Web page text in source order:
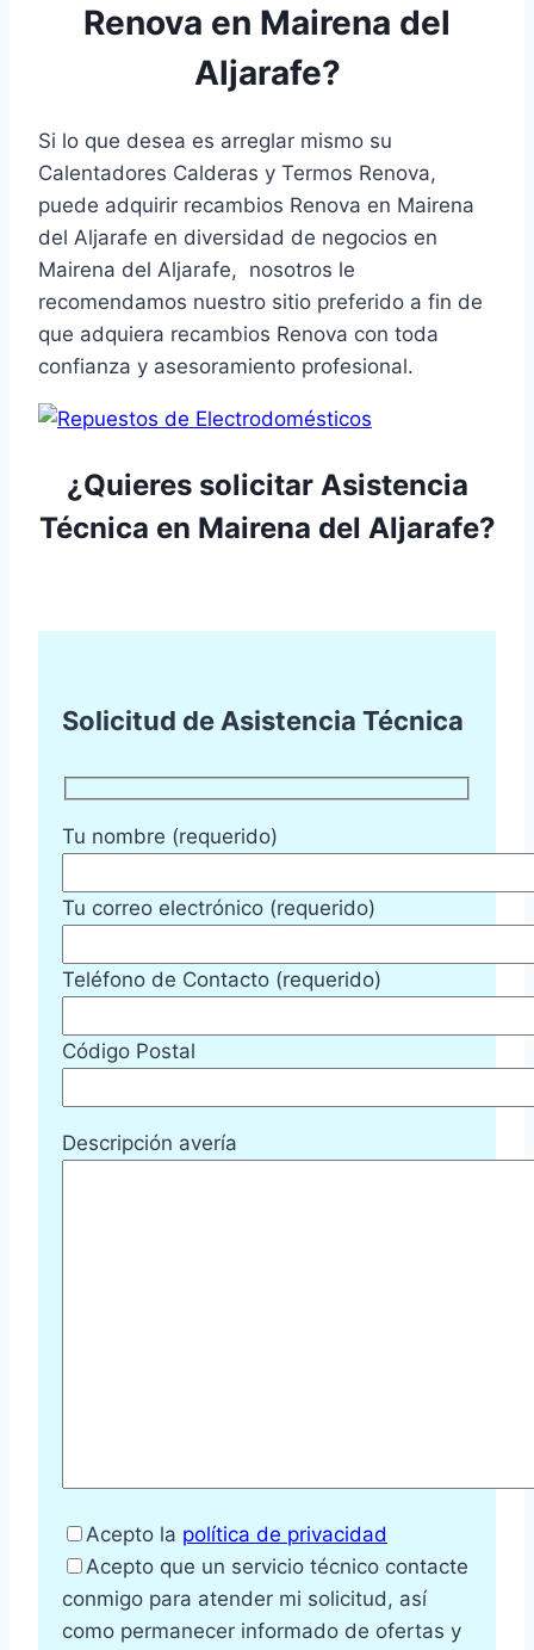
Renova en Mairena del
Aljarafe?
Si lo que desea es arreglar mismo su
Calentadores Calderas y Termos Renova,
puede adquirir recambios Renova en Mairena
del Aljarafe en diversidad de negocios en
Mairena del Aljarafe, nosotros le
recomendamos nuestro sitio preferido a fin de
que adquiera recambios Renova con toda
confianza y asesoramiento profesional.
¿Quieres solicitar Asistencia
Técnica en Mairena del Aljarafe?
Solicitud de Asistencia Técnica
Tu nombre (requerido)
Tu correo electrónico (requerido)
Teléfono de Contacto (requerido)
Código Postal
Descripción avería
Acepto la política de privacidad
Acepto que un servicio técnico contacte
conmigo para atender mi solicitud, así
como permanecer informado de ofertas y